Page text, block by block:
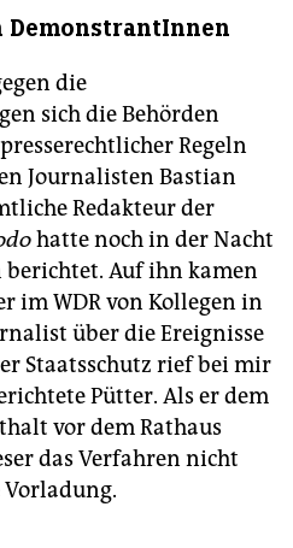
die
sich die Behörden
Regeln
Journalisten Bastian
Redakteur der
hatte noch in der Nacht
Auf ihn kamen
im WDR von Kollegen in
über die Ereignisse
Staatsschutz rief bei mir
Pütter. Als er dem
vor dem Rathaus
das Verfahren nicht